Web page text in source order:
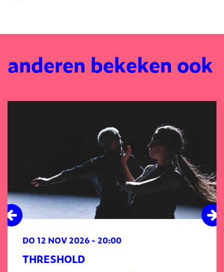
anderen bekeken ook
THRESHOLD
DO 12 NOV 2026 - 20:00